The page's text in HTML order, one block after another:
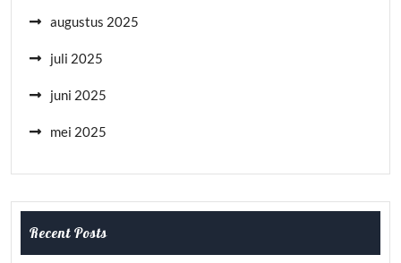
augustus 2025
juli 2025
juni 2025
mei 2025
Recent Posts